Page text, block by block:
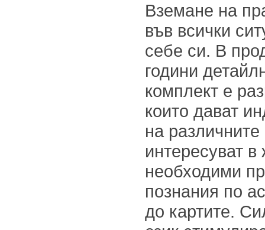
Вземане на
във всички
себе си. В
години
комплект е
които дават
на
интересуват
необходими
познания по
до картите.